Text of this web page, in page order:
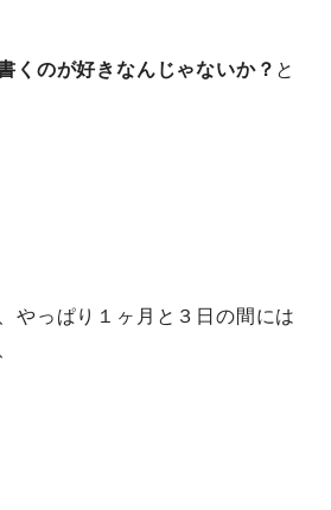
くのが好きなんじゃないか？ と
やっぱり１ヶ月と３日の間には